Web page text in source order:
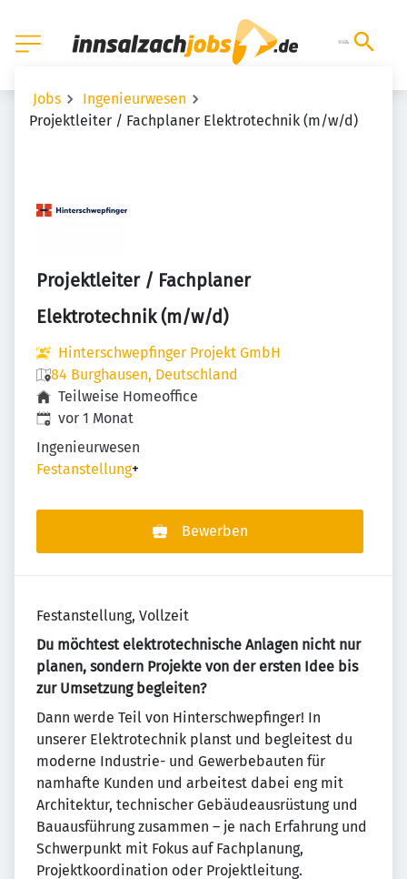
Jobs
Ingenieurwesen
Projektleiter / Fachplaner Elektrotechnik (m/w/d)
Projektleiter / Fachplaner
Elektrotechnik (m/w/d)
Hinterschwepfinger Projekt GmbH
84 Burghausen, Deutschland
Teilweise Homeoffice
Veröffentlicht:
vor 1 Monat
Ingenieurwesen
Festanstellung+
Bewerben
Festanstellung, Vollzeit
Du möchtest elektrotechnische Anlagen nicht nur
planen, sondern Projekte von der ersten Idee bis
zur Umsetzung begleiten?
Dann werde Teil von Hinterschwepfinger! In
unserer Elektrotechnik planst und begleitest du
moderne Industrie- und Gewerbebauten für
namhafte Kunden und arbeitest dabei eng mit
Architektur, technischer Gebäudeausrüstung und
Bauausführung zusammen – je nach Erfahrung und
Schwerpunkt mit Fokus auf Fachplanung,
Projektkoordination oder Projektleitung.